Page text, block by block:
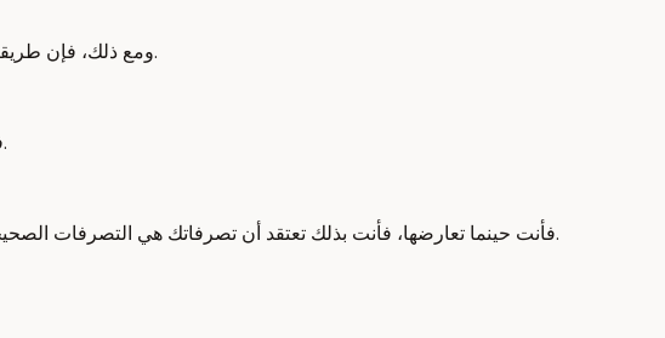
ومع ذلك، فإن طريقة تفكيري قد تغيرت. وتغير عقلي، لأنه خلال الخمس سنوات الماضية عشت في بلد صغير في شمال أوروبا والتي تدعى النرويج.
فعندما تنتقل إلى بلد مختلف، فهناك دائمًا ثلاث طرق يمكنك التأقلم مع الثقافة من خلالها: يمكنك إما أن تواجه أو تتذمر أو تتكيف.
فأنت حينما تعارضها، فأنت بذلك تعتقد أن تصرفاتك هي التصرفات الصحيحة. وعندما تتذمر، فإن ما يحدث هو أنك ستعزل نفسك في الفقاعات الاجتماعية للأجانب الذين يعيشون في انعزال عن المجتمع.